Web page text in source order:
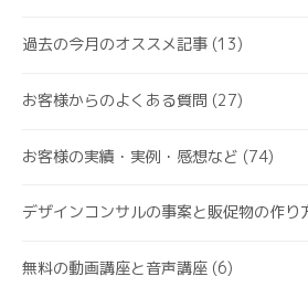
過去の今月のオススメ記事 (13)
お客様からのよくある質問 (27)
お客様の実績・実例・感想など (74)
デザインコンサルの事案と販促物の作り
無料の動画講座と音声講座 (6)